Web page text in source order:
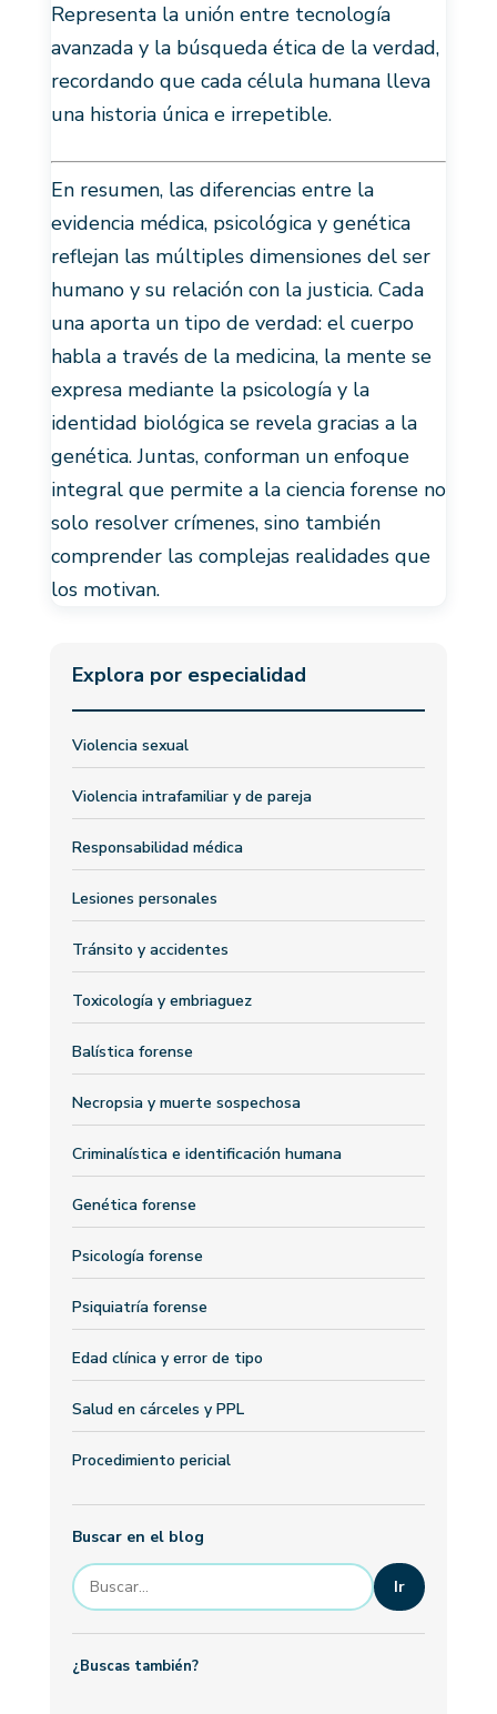
Representa la unión entre tecnología
avanzada y la búsqueda ética de la verdad,
recordando que cada célula humana lleva
una historia única e irrepetible.
En resumen, las diferencias entre la
evidencia médica, psicológica y genética
reflejan las múltiples dimensiones del ser
humano y su relación con la justicia. Cada
una aporta un tipo de verdad: el cuerpo
habla a través de la medicina, la mente se
expresa mediante la psicología y la
identidad biológica se revela gracias a la
genética. Juntas, conforman un enfoque
integral que permite a la ciencia forense no
solo resolver crímenes, sino también
comprender las complejas realidades que
los motivan.
Explora por especialidad
Violencia sexual
Violencia intrafamiliar y de pareja
Responsabilidad médica
Lesiones personales
Tránsito y accidentes
Toxicología y embriaguez
Balística forense
Necropsia y muerte sospechosa
Criminalística e identificación humana
Genética forense
Psicología forense
Psiquiatría forense
Edad clínica y error de tipo
Salud en cárceles y PPL
Procedimiento pericial
Buscar en el blog
Ir
¿Buscas también?